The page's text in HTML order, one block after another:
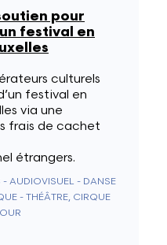
pour
festival en
culturels
festival en
via une
frais de cachet
étrangers.
- AUDIOVISUEL - DANSE
- THÉÂTRE, CIRQUE